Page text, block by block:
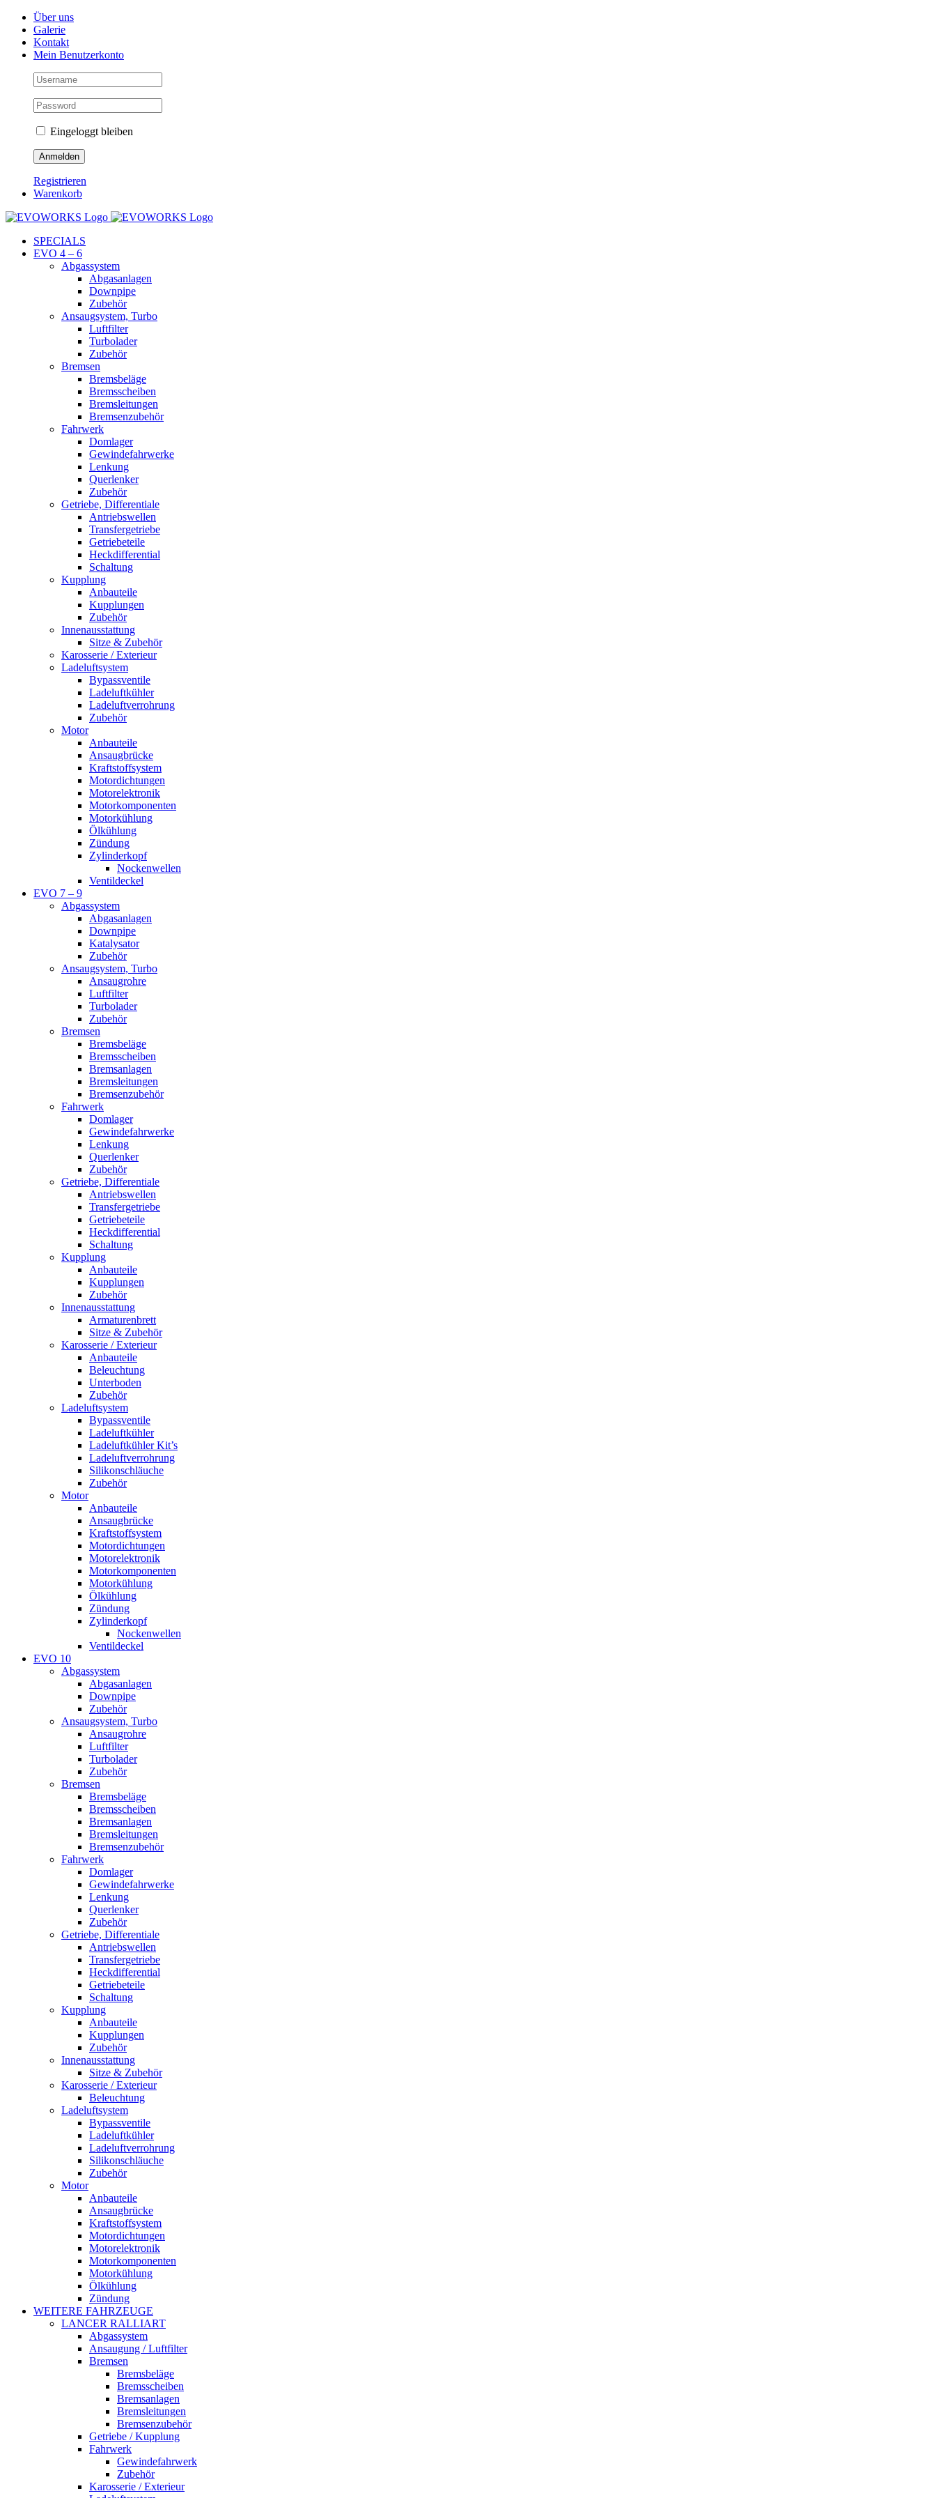
Skip
content
Facebook
Instagram
YouTubeÜber uns
Galerie
Kontakt
Mein Benutzerkonto
Eingeloggt bleiben
Registrieren
Warenkorb
SPECIALS
EVO 4 – 6
Abgassystem
Abgasanlagen
Downpipe
Zubehör
Ansaugsystem, Turbo
Luftfilter
Turbolader
Zubehör
Bremsen
Bremsbeläge
Bremsscheiben
Bremsleitungen
Bremsenzubehör
Fahrwerk
Domlager
Gewindefahrwerke
Lenkung
Querlenker
Zubehör
Getriebe, Differentiale
Antriebswellen
Transfergetriebe
Getriebeteile
Heckdifferential
Schaltung
Kupplung
Anbauteile
Kupplungen
Zubehör
Innenausstattung
Sitze & Zubehör
Karosserie / Exterieur
Ladeluftsystem
Bypassventile
Ladeluftkühler
Ladeluftverrohrung
Zubehör
Motor
Anbauteile
Ansaugbrücke
Kraftstoffsystem
Motordichtungen
Motorelektronik
Motorkomponenten
Motorkühlung
Ölkühlung
Zündung
Zylinderkopf
Nockenwellen
Ventildeckel
EVO 7 – 9
Abgassystem
Abgasanlagen
Downpipe
Katalysator
Zubehör
Ansaugsystem, Turbo
Ansaugrohre
Luftfilter
Turbolader
Zubehör
Bremsen
Bremsbeläge
Bremsscheiben
Bremsanlagen
Bremsleitungen
Bremsenzubehör
Fahrwerk
Domlager
Gewindefahrwerke
Lenkung
Querlenker
Zubehör
Getriebe, Differentiale
Antriebswellen
Transfergetriebe
Getriebeteile
Heckdifferential
Schaltung
Kupplung
Anbauteile
Kupplungen
Zubehör
Innenausstattung
Armaturenbrett
Sitze & Zubehör
Karosserie / Exterieur
Anbauteile
Beleuchtung
Unterboden
Zubehör
Ladeluftsystem
Bypassventile
Ladeluftkühler
Ladeluftkühler Kit’s
Ladeluftverrohrung
Silikonschläuche
Zubehör
Motor
Anbauteile
Ansaugbrücke
Kraftstoffsystem
Motordichtungen
Motorelektronik
Motorkomponenten
Motorkühlung
Ölkühlung
Zündung
Zylinderkopf
Nockenwellen
Ventildeckel
EVO 10
Abgassystem
Abgasanlagen
Downpipe
Zubehör
Ansaugsystem, Turbo
Ansaugrohre
Luftfilter
Turbolader
Zubehör
Bremsen
Bremsbeläge
Bremsscheiben
Bremsanlagen
Bremsleitungen
Bremsenzubehör
Fahrwerk
Domlager
Gewindefahrwerke
Lenkung
Querlenker
Zubehör
Getriebe, Differentiale
Antriebswellen
Transfergetriebe
Heckdifferential
Getriebeteile
Schaltung
Kupplung
Anbauteile
Kupplungen
Zubehör
Innenausstattung
Sitze & Zubehör
Karosserie / Exterieur
Beleuchtung
Ladeluftsystem
Bypassventile
Ladeluftkühler
Ladeluftverrohrung
Silikonschläuche
Zubehör
Motor
Anbauteile
Ansaugbrücke
Kraftstoffsystem
Motordichtungen
Motorelektronik
Motorkomponenten
Motorkühlung
Ölkühlung
Zündung
WEITERE FAHRZEUGE
LANCER RALLIART
Abgassystem
Ansaugung / Luftfilter
Bremsen
Bremsbeläge
Bremsscheiben
Bremsanlagen
Bremsleitungen
Bremsenzubehör
Getriebe / Kupplung
Fahrwerk
Gewindefahrwerk
Zubehör
Karosserie / Exterieur